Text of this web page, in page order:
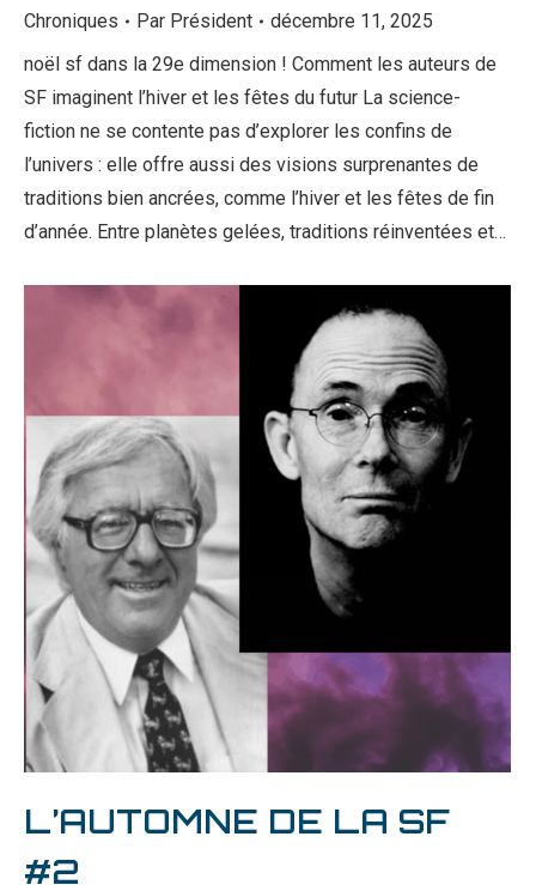
Chroniques Par Président
décembre 11, 2025
noël sf dans la 29e dimension ! Comment les auteurs de
SF imaginent l’hiver et les fêtes du futur La science-
fiction ne se contente pas d’explorer les confins de
l’univers : elle offre aussi des visions surprenantes de
traditions bien ancrées, comme l’hiver et les fêtes de fin
d’année. Entre planètes gelées, traditions réinventées et…
L’AUTOMNE DE LA SF
#2